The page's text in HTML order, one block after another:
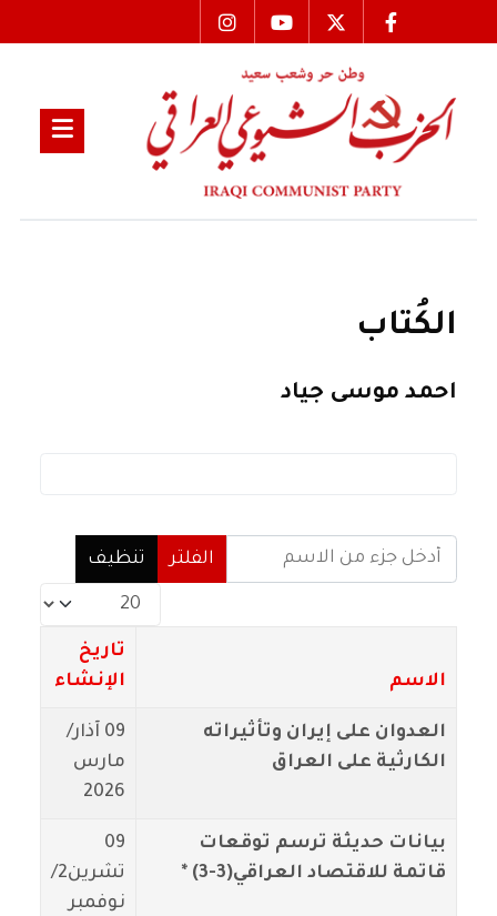
الكُتاب
احمد موسى جياد
أدخل جزء من الاسم
الفلتر
تنظيف
عدد الإظهارات:
الاسم
تاريخ
الإنشاء
العدوان على إيران وتأثيراته
الكارثية على العراق
09 آذار/
مارس
2026
بيانات حديثة ترسم توقعات
قاتمة للاقتصاد العراقي(3-3) *
09
تشرين2/
نوفمبر